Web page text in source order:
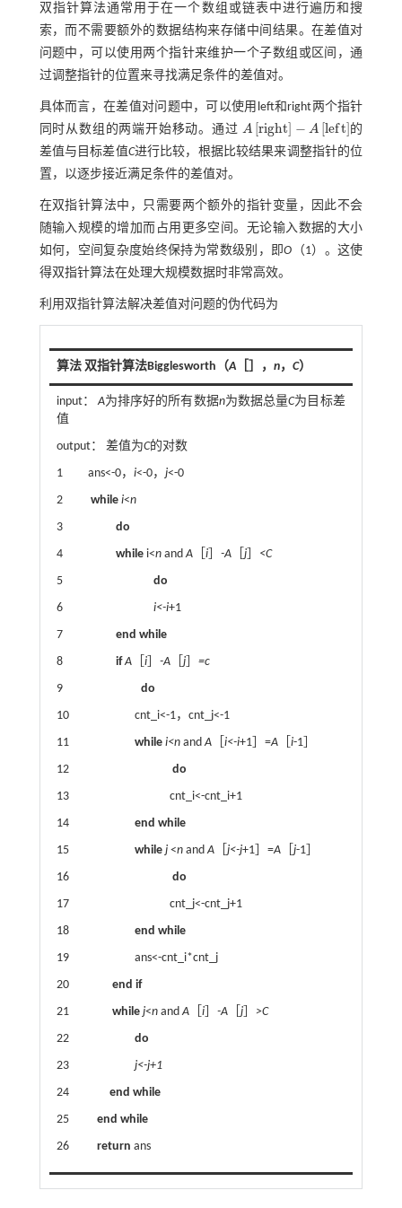
双指针算法通常用于在一个数组或链表中进行遍历和搜
索，而不需要额外的数据结构来存储中间结果。在差值对
问题中，可以使用两个指针来维护一个子数组或区间，通
过调整指针的位置来寻找满足条件的差值对。
具体而言，在差值对问题中，可以使用left和right两个指针
同时从数组的两端开始移动。通过 A [right] − A [left]
Ar ght-Ale f
的
差值与目标差值C进行比较，根据比较结果来调整指针的位
置，以逐步接近满足条件的差值对。
在双指针算法中，只需要两个额外的指针变量，因此不会
随输入规模的增加而占用更多空间。无论输入数据的大小
如何，空间复杂度始终保持为常数级别，即O （1）。这使
得双指针算法在处理大规模数据时非常高效。
利用双指针算法解决差值对问题的伪代码为
算法 双指针算法Bigglesworth（A［］， n， C）
input：A为排序好的所有数据n为数据总量C为目标差
值
output： 差值为C的对数
1 ans<-0， i<-0， j<-0
2 while i<n
3 do
4 whilei<nandA［ i］ -A［ j］ <C
5 do
6 i<-i+1
7 end while
8 if A［ i］ -A［ j］ =c
9 do
10 cnt_i<-1，cnt_j<-1
11 while i<nandA［ i<-i+1］=A［ i-1］
12 do
13 cnt_i<-cnt_i+1
14 end while
15 while j<nandA［ j<-j+1］=A［ j-1］
16 do
17 cnt_j<-cnt_j+1
18 end while
19 ans<-cnt_i*cnt_j
20 end if
21 while j<nandA［ i］ -A［ j］ >C
22 do
23 j<-j+1
24 end while
25 end while
26 return ans